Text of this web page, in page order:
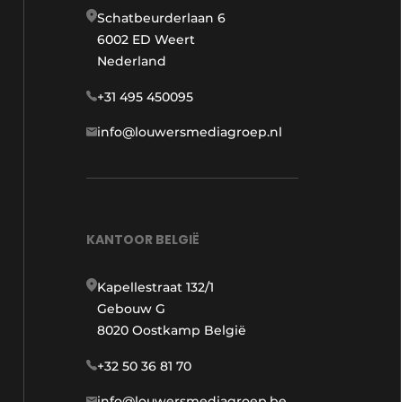
Schatbeurderlaan 6
6002 ED Weert
Nederland
+31 495 450095
info@louwersmediagroep.nl
KANTOOR BELGIË
Kapellestraat 132/1
Gebouw G
8020 Oostkamp België
+32 50 36 81 70